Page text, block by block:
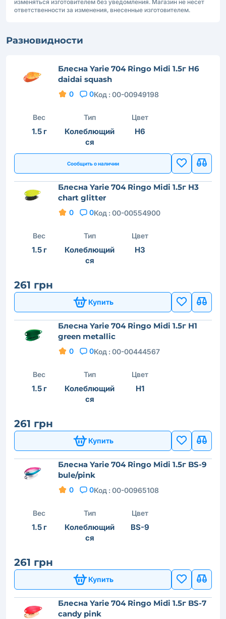
изменяться изготовителем без уведомления. Магазин не несет
ответственности за изменения, внесенные изготовителем.
Разновидности
Блесна Yarie 704 Ringo Midi 1.5г H6
daidai squash
0 0Код : 00-00949198
Вес
1.5 г
Тип
Колеблющий
ся
Цвет
H6
Сообщить о наличии
Блесна Yarie 704 Ringo Midi 1.5г H3
chart glitter
0 0Код : 00-00554900
Вес
1.5 г
Тип
Колеблющий
ся
Цвет
H3
261 грн
Купить
Блесна Yarie 704 Ringo Midi 1.5г H1
green metallic
0 0Код : 00-00444567
Вес
1.5 г
Тип
Колеблющий
ся
Цвет
H1
261 грн
Купить
Блесна Yarie 704 Ringo Midi 1.5г BS-9
bule/pink
0 0Код : 00-00965108
Вес
1.5 г
Тип
Колеблющий
ся
Цвет
BS-9
261 грн
Купить
Блесна Yarie 704 Ringo Midi 1.5г BS-7
candy pink